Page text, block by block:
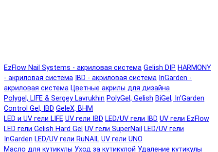
EzFlow Nail Systems - акриловая система Gelish DIP HARMONY
- акриловая система IBD - акриловая система InGarden -
акриловая система Цветные акрилы для дизайна
Polygel, LIFE & Sergey Lavrukhin PolyGel, Gelish BiGel, In'Garden
Control Gel, IBD GeleX, BHM
LED и UV гели LIFE UV гели IBD LED/UV гели IBD UV гели EzFlow
LED гели Gelish Hard Gel UV гели SuperNail LED/UV гели
InGarden LED/UV гели RuNAIL UV гели UNO
Масло для кутикулы Уход за кутикулой Удаление кутикулы